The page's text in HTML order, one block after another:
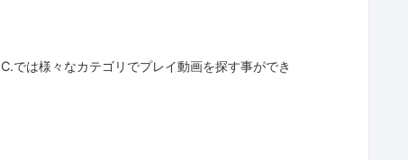
では様々なカテゴリでプレイ動画を探す事ができ